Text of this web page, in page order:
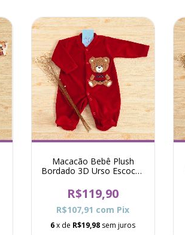
Macacão Bebê Plush
Bordado 3D Urso Escocês
R$119,90
R$107,91 com Pix
6x de R$19,98 sem juros